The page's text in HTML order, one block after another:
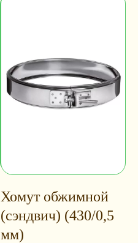
Хомут обжимной
(сэндвич) (430/0,5
мм)